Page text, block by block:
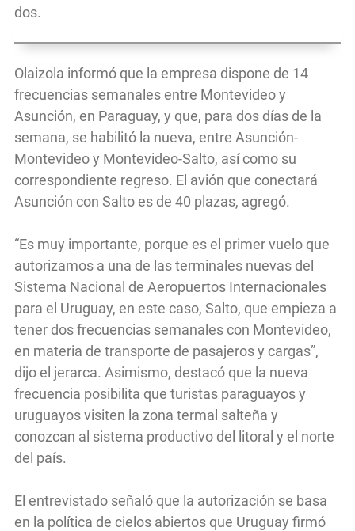
dos.
Olaizola informó que la empresa dispone de 14
frecuencias semanales entre Montevideo y
Asunción, en Paraguay, y que, para dos días de la
semana, se habilitó la nueva, entre Asunción-
Montevideo y Montevideo-Salto, así como su
correspondiente regreso. El avión que conectará
Asunción con Salto es de 40 plazas, agregó.
“Es muy importante, porque es el primer vuelo que
autorizamos a una de las terminales nuevas del
Sistema Nacional de Aeropuertos Internacionales
para el Uruguay, en este caso, Salto, que empieza a
tener dos frecuencias semanales con Montevideo,
en materia de transporte de pasajeros y cargas”,
dijo el jerarca. Asimismo, destacó que la nueva
frecuencia posibilita que turistas paraguayos y
uruguayos visiten la zona termal salteña y
conozcan al sistema productivo del litoral y el norte
del país.
El entrevistado señaló que la autorización se basa
en la política de cielos abiertos que Uruguay firmó